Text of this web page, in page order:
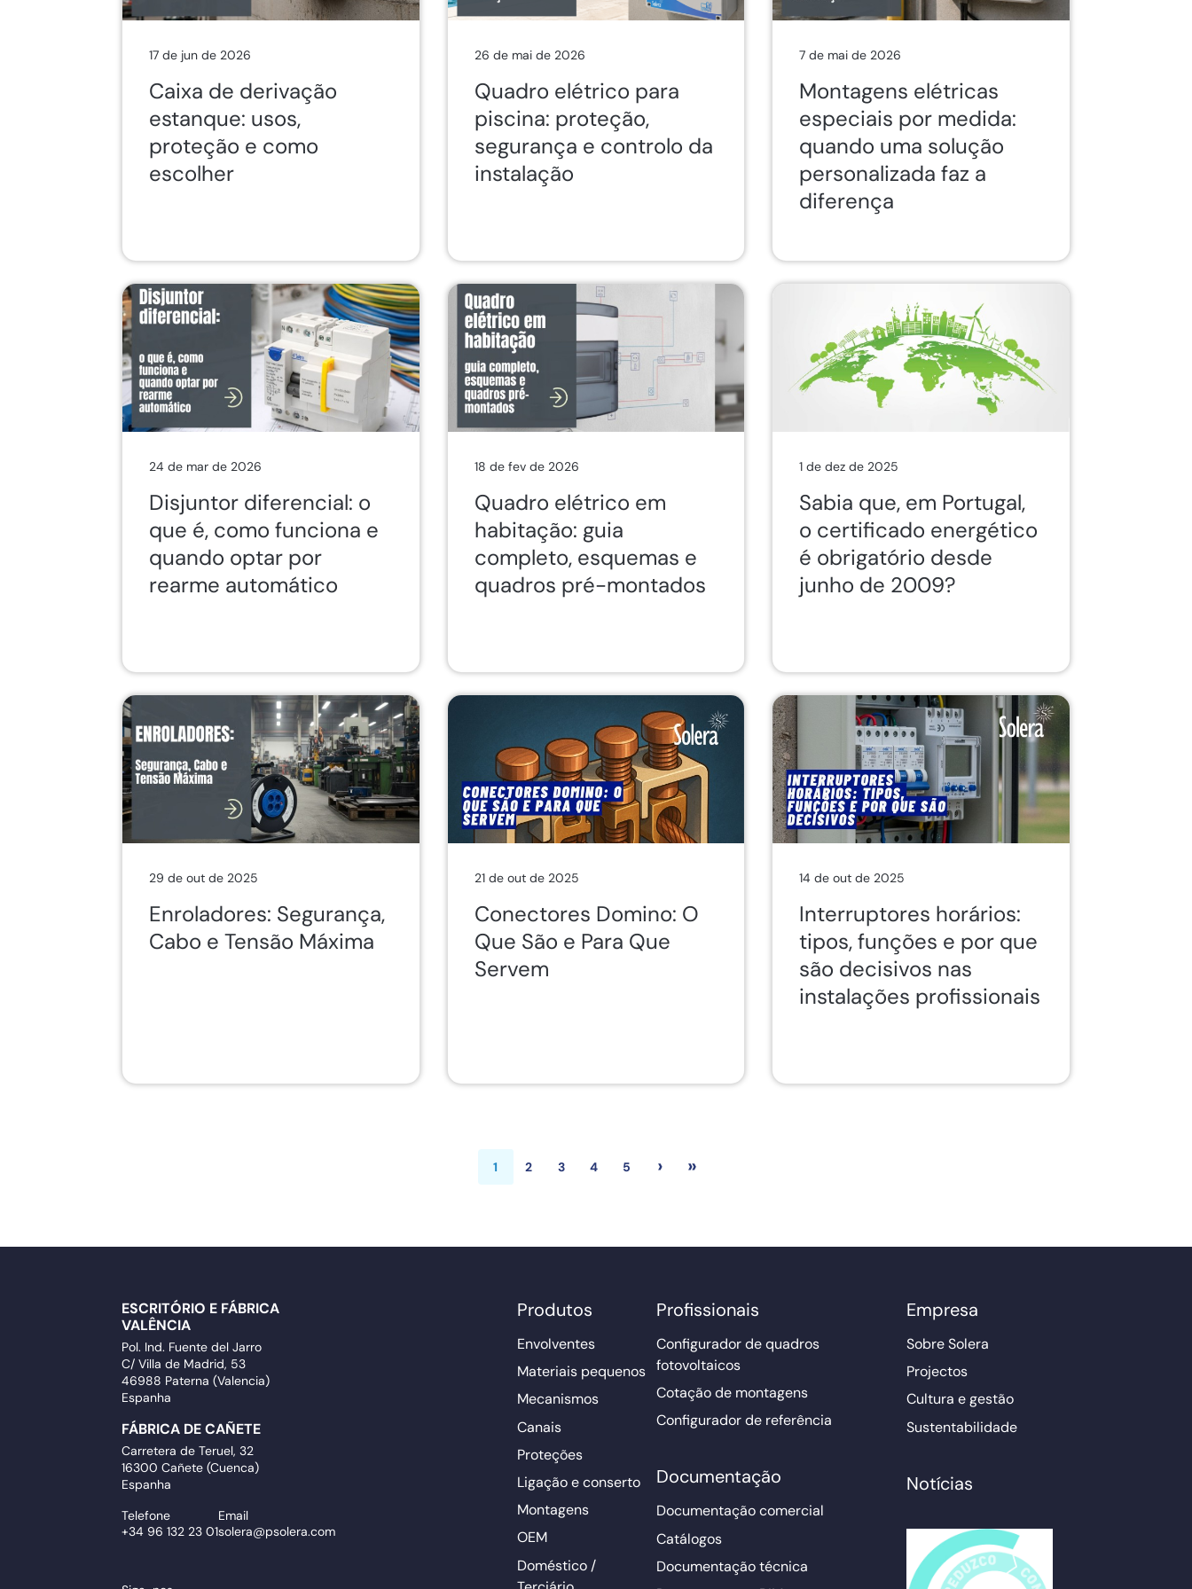
17 de jun de 2026
Caixa de derivação
estanque: usos,
proteção e como
escolher
26 de mai de 2026
Quadro elétrico para
piscina: proteção,
segurança e controlo da
instalação
7 de mai de 2026
Montagens elétricas
especiais por medida:
quando uma solução
personalizada faz a
diferença
24 de mar de 2026
Disjuntor diferencial: o
que é, como funciona e
quando optar por
rearme automático
18 de fev de 2026
Quadro elétrico em
habitação: guia
completo, esquemas e
quadros pré-montados
1 de dez de 2025
Sabia que, em Portugal,
o certificado energético
é obrigatório desde
junho de 2009?
29 de out de 2025
Enroladores: Segurança,
Cabo e Tensão Máxima
21 de out de 2025
Conectores Domino: O
Que São e Para Que
Servem
14 de out de 2025
Interruptores horários:
tipos, funções e por que
são decisivos nas
instalações profissionais
1 2 3 4 5 ›
Próxima página
»Última página
ESCRITÓRIO E FÁBRICA
VALÊNCIA
Pol. Ind. Fuente del Jarro
C/ Villa de Madrid, 53
46988 Paterna (Valencia)
Espanha
FÁBRICA DE CAÑETE
Carretera de Teruel, 32
16300 Cañete (Cuenca)
Espanha
Telefone
+34 96 132 23 01
Email
solera@psolera.com
Produtos
Envolventes
Materiais pequenos
Mecanismos
Canais
Proteções
Ligação e conserto
Montagens
OEM
Doméstico /
Profissionais
Configurador de quadros
fotovoltaicos
Cotação de montagens
Configurador de referência
Documentação
Documentação comercial
Catálogos
Documentação técnica
Empresa
Sobre Solera
Projectos
Cultura e gestão
Sustentabilidade
Notícias